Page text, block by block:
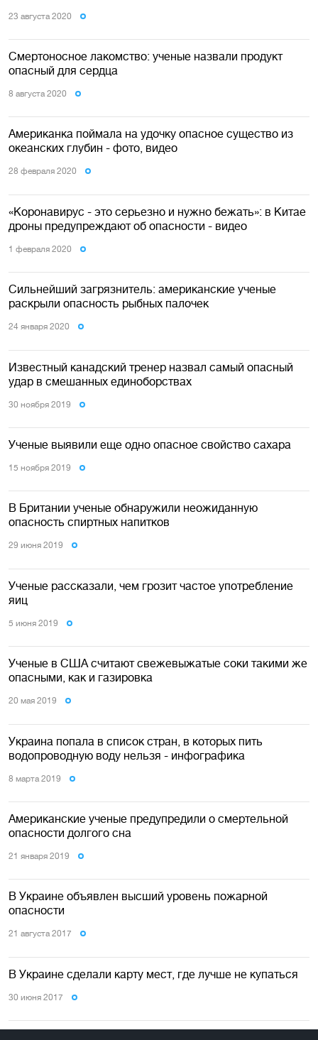
23 августа 2020
Смертоносное лакомство: ученые назвали продукт
опасный для сердца
8 августа 2020
Американка поймала на удочку опасное существо из
океанских глубин - фото, видео
28 февраля 2020
«Коронавирус - это серьезно и нужно бежать»: в Китае
дроны предупреждают об опасности - видео
1 февраля 2020
Сильнейший загрязнитель: американские ученые
раскрыли опасность рыбных палочек
24 января 2020
Известный канадский тренер назвал самый опасный
удар в смешанных единоборствах
30 ноября 2019
Ученые выявили еще одно опасное свойство сахара
15 ноября 2019
В Британии ученые обнаружили неожиданную
опасность спиртных напитков
29 июня 2019
Ученые рассказали, чем грозит частое употребление
яиц
5 июня 2019
Ученые в США считают свежевыжатые соки такими же
опасными, как и газировка
20 мая 2019
Украина попала в список стран, в которых пить
водопроводную воду нельзя - инфографика
8 марта 2019
Американские ученые предупредили о смертельной
опасности долгого сна
21 января 2019
В Украине объявлен высший уровень пожарной
опасности
21 августа 2017
В Украине сделали карту мест, где лучше не купаться
30 июня 2017